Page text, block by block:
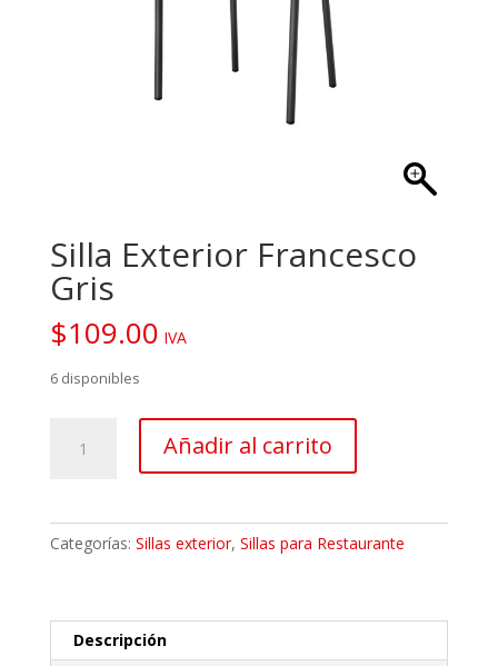
Silla Exterior Francesco
Gris
$109.00 IVA
6 disponibles
Exterior
cantidad
Añadir al carrito
Categorías: Sillas exterior, Sillas para Restaurante
Descripción